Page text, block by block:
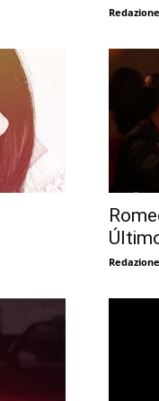
Redazione
Redazione